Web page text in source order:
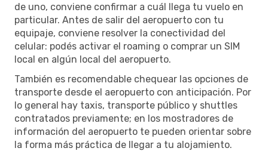
de uno, conviene confirmar a cuál llega tu vuelo en
particular. Antes de salir del aeropuerto con tu
equipaje, conviene resolver la conectividad del
celular: podés activar el roaming o comprar un SIM
local en algún local del aeropuerto.
También es recomendable chequear las opciones de
transporte desde el aeropuerto con anticipación. Por
lo general hay taxis, transporte público y shuttles
contratados previamente; en los mostradores de
información del aeropuerto te pueden orientar sobre
la forma más práctica de llegar a tu alojamiento.